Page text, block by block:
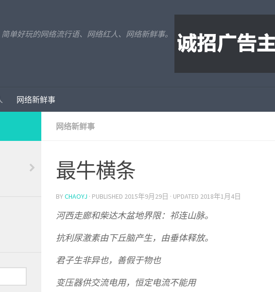
简单好玩的网络流行语、网络红人、网络新鲜事。
网络新鲜事
网络新鲜事
最牛横条
BYCHAOYJ · PUBLISHED 2015年9月29日 · UPDATED 2018年1月4日
河西走廊和柴达木盆地界限：祁连山脉。
抗利尿激素由下丘脑产生，由垂体释放。
君子生非异也，善假于物也
变压器供交流电用，恒定电流不能用